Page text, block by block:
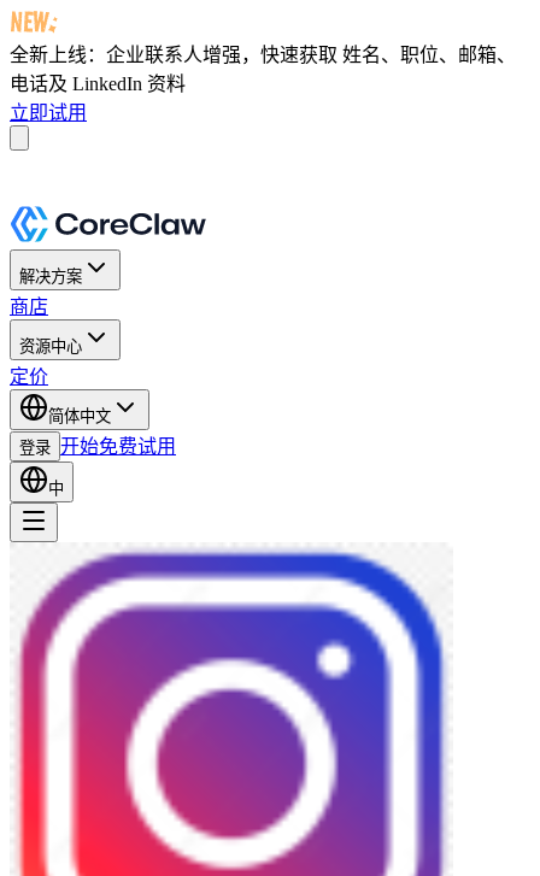
全新上线：企业联系人增强，快速获取 姓名、职位、邮箱、
电话及 LinkedIn 资料
立即试用
解决方案
商店
资源中心
定价
简体中文
登录 开始免费试用
中